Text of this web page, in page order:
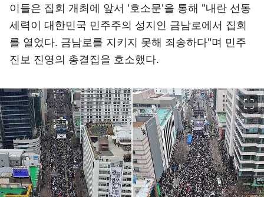
이들은 집회 개최에 앞서 '호소문'을 통해 "내란 선동
세력이 대한민국 민주주의 성지인 금남로에서 집회
를 열었다. 금남로를 지키지 못해 죄송하다"며 민주
진보 진영의 총결집을 호소했다.